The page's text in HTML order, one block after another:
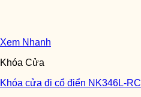
Xem Nhanh
Khóa Cửa
Khóa cửa đi cổ điển NK346L-RC